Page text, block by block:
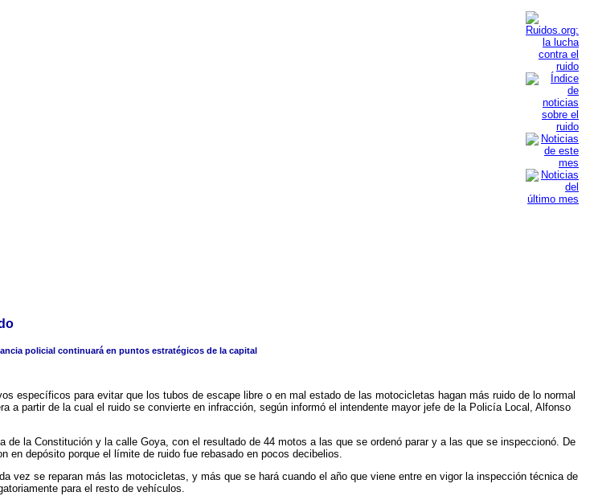
policial continuará en puntos estratégicos de la capital
específicos para evitar que los tubos de escape libre o en mal estado de las motocicletas hagan más ruido de lo normal
a partir de la cual el ruido se convierte en infracción, según informó el intendente mayor jefe de la Policía Local, Alfonso
la Constitución y la calle Goya, con el resultado de 44 motos a las que se ordenó parar y a las que se inspeccionó. De
en depósito porque el límite de ruido fue rebasado en pocos decibelios.
vez se reparan más las motocicletas, y más que se hará cuando el año que viene entre en vigor la inspección técnica de
para el resto de vehículos.